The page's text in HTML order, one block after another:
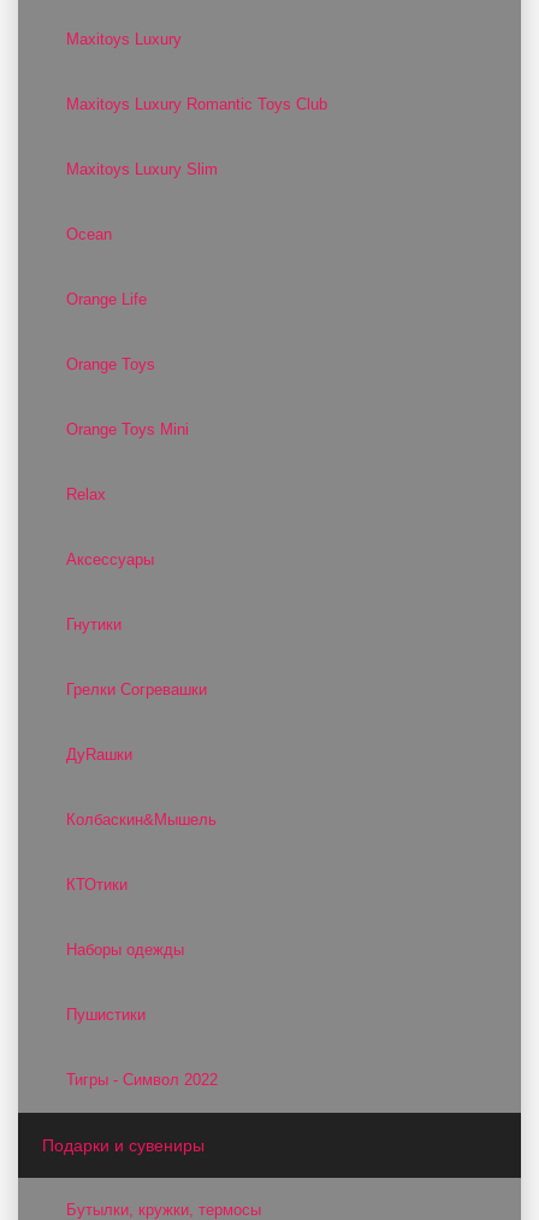
Maxitoys Luxury
Maxitoys Luxury Romantic Toys Club
Maxitoys Luxury Slim
Ocean
Orange Life
Orange Toys
Orange Toys Mini
Relax
Аксессуары
Гнутики
Грелки Согревашки
ДуRашки
Колбаскин&Мышель
КТОтики
Наборы одежды
Пушистики
Тигры - Символ 2022
Подарки и сувениры
Бутылки, кружки, термосы